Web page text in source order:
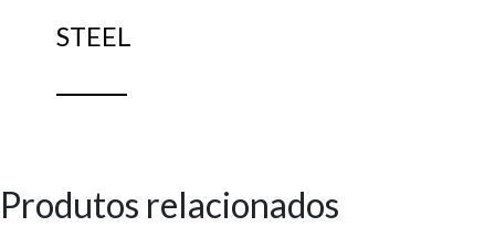
STEEL
Produtos relacionados